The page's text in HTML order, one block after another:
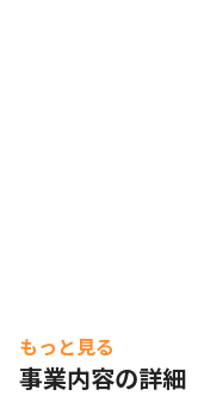
もっと見る
事業内容の詳細